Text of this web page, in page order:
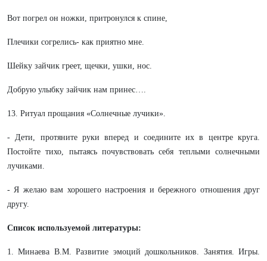
Вот погрел он ножки, притронулся к спине,
Плечики согрелись- как приятно мне.
Шейку зайчик греет, щечки, ушки, нос.
Добрую улыбку зайчик нам принес….
13. Ритуал прощания «Солнечные лучики».
- Дети, протяните руки вперед и соедините их в центре круга.
Постойте тихо, пытаясь почувствовать себя теплыми солнечными
лучиками.
- Я желаю вам хорошего настроения и бережного отношения друг
другу.
Список используемой литературы:
1. Минаева В.М. Развитие эмоций дошкольников. Занятия. Игры.